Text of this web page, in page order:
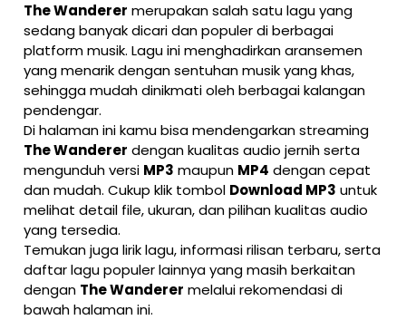
The Wanderer merupakan salah satu lagu yang
sedang banyak dicari dan populer di berbagai
platform musik. Lagu ini menghadirkan aransemen
yang menarik dengan sentuhan musik yang khas,
sehingga mudah dinikmati oleh berbagai kalangan
pendengar.
Di halaman ini kamu bisa mendengarkan streaming
The Wanderer dengan kualitas audio jernih serta
mengunduh versi MP3 maupun MP4 dengan cepat
dan mudah. Cukup klik tombol Download MP3 untuk
melihat detail file, ukuran, dan pilihan kualitas audio
yang tersedia.
Temukan juga lirik lagu, informasi rilisan terbaru, serta
daftar lagu populer lainnya yang masih berkaitan
dengan The Wanderer melalui rekomendasi di
bawah halaman ini.